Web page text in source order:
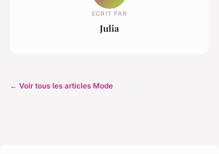
ECRIT PAR
Julia
← Voir tous les articles Mode